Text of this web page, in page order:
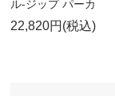
ル-ジップ パーカ
22,820円(税込)